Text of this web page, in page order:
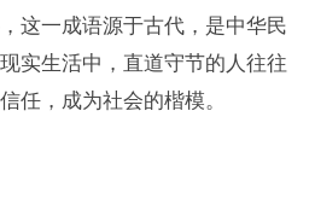
这一成语源于古代，是中华民
实生活中，直道守节的人往往
任，成为社会的楷模。